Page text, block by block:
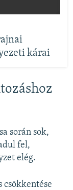
kárai
során sok,
fel,
elég.
csökkentése